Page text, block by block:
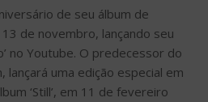
de seu álbum de
de novembro, lançando seu
no Youtube. O predecessor do
lançará uma edição especial em
‘Still’, em 11 de fevereiro